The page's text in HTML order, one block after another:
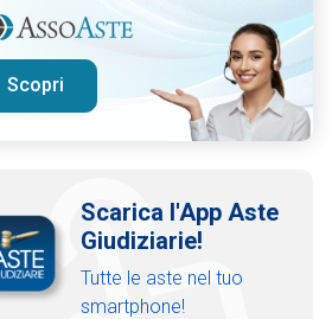
Scopri
Scarica l'App Aste
Giudiziarie!
Tutte le aste nel tuo
smartphone!